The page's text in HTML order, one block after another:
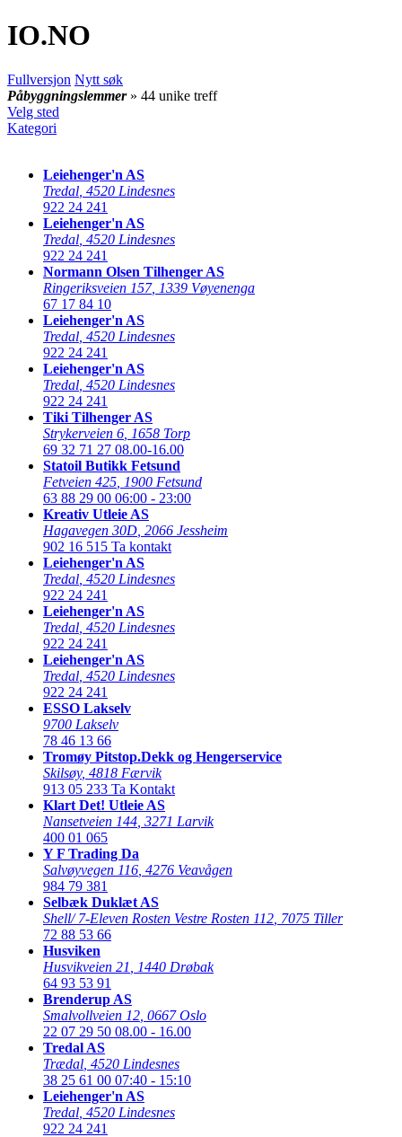
IO.NO
Fullversjon Nytt søk
Påbyggningslemmer » 44 unike treff
Velg sted
Kategori
Leiehenger'n AS
Tredal 4520 Lindesnes
922 24 241
Leiehenger'n AS
Tredal 4520 Lindesnes
922 24 241
Normann Olsen Tilhenger AS
Ringeriksveien 157, 1339 Vøyenenga
67 17 84 10
Leiehenger'n AS
Tredal 4520 Lindesnes
922 24 241
Leiehenger'n AS
Tredal 4520 Lindesnes
922 24 241
Tiki Tilhenger AS
Strykerveien 6 1658 Torp
69 32 71 27 08.00-16.00
Statoil Butikk Fetsund
Fetveien 425 1900 Fetsund
63 88 29 00 06:00 - 23:00
Kreativ Utleie AS
Hagavegen 30D 2066 Jessheim
902 16 515 Ta kontakt
Leiehenger'n AS
Tredal 4520 Lindesnes
922 24 241
Leiehenger'n AS
Tredal 4520 Lindesnes
922 24 241
Leiehenger'n AS
Tredal 4520 Lindesnes
922 24 241
ESSO Lakselv
9700 Lakselv
78 46 13 66
Tromøy Pitstop.Dekk og Hengerservice
Skilsøy, 4818 Færvik
913 05 233 Ta Kontakt
Klart Det! Utleie AS
Nansetveien 144 3271 Larvik
400 01 065
Y F Trading Da
Salvøyvegen 116 4276 Veavågen
984 79 381
Selbæk Duklæt AS
Shell/ 7-Eleven Rosten Vestre Rosten 112 7075 Tiller
72 88 53 66
Husviken
Husvikveien 21
1440 Drøbak
64 93 53 91
Brenderup AS
Smalvollveien 12 0667 Oslo
22 07 29 50 08.00 - 16.00
Tredal AS
Trædal 4520 Lindesnes
38 25 61 00 07:40 - 15:10
Leiehenger'n AS
Tredal 4520 Lindesnes
922 24 241